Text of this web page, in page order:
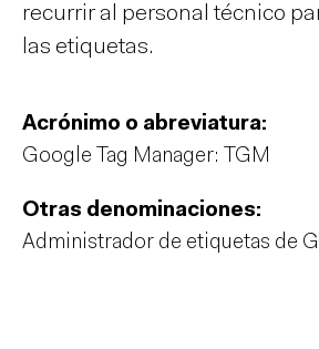
recurrir al personal técnico
las etiquetas.
Acrónimo o abreviatura:
Google Tag Manager: TGM
Otras denominaciones:
Administrador de etiquetas de